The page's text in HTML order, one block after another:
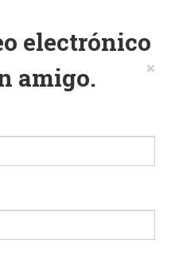
electrónico
amigo.
×